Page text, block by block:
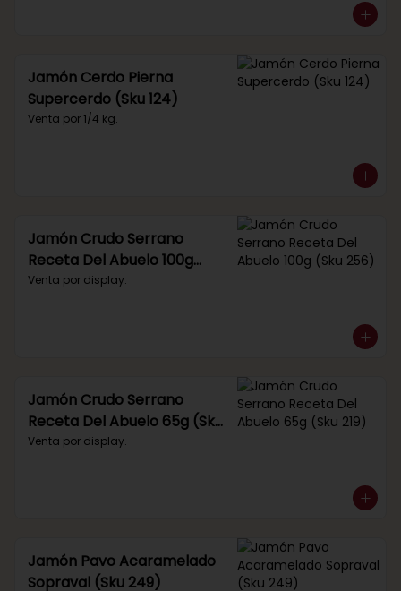
Jamón Cerdo Pierna
Supercerdo (Sku 124)
Venta por 1/4 kg.
Jamón Crudo Serrano
Receta Del Abuelo 100g
(Sku 256)
Venta por display.
Jamón Crudo Serrano
Receta Del Abuelo 65g (Sku
219)
Venta por display.
Jamón Pavo Acaramelado
Sopraval (Sku 249)